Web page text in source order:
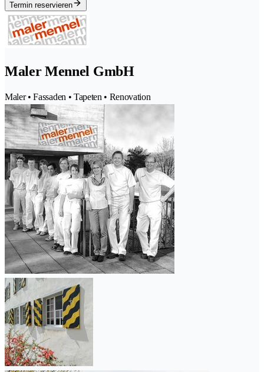
Termin reservieren
Maler Mennel GmbH
Maler • Fassaden • Tapeten • Renovation